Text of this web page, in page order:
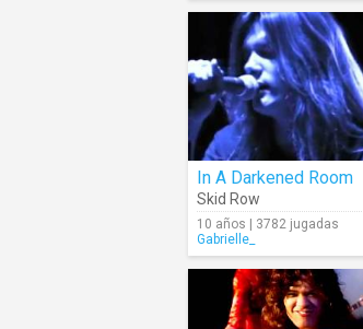
In A Darkened Room
Skid Row
10 años | 3782 jugadas
Gabrielle_